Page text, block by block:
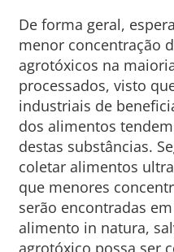
De forma geral,
menor concentração
agrotóxicos na
processados, visto
industriais de
dos alimentos
destas substâncias.
coletar alimentos
que menores
serão encontradas
alimento in natura,
agrotóxico possa ser